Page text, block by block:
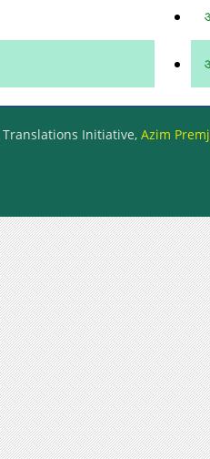
Initiative, Azim